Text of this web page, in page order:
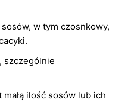
w tym czosnkowy,
szczególnie
ilość sosów lub ich